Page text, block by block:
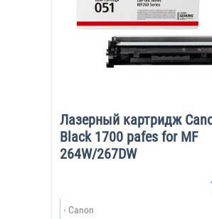
Лазерный картридж
Black 1700 pafes for MF
264W/267DW
Canon